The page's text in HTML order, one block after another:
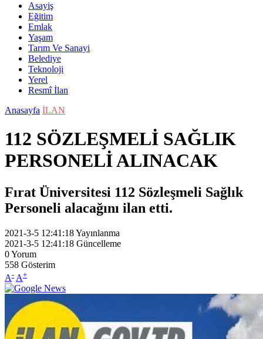
Asayiş
Eğitim
Emlak
Yaşam
Tarım Ve Sanayi
Belediye
Teknoloji
Yerel
Resmî İlan
Anasayfa İLAN
112 SÖZLEŞMELİ SAĞLIK
PERSONELİ ALINACAK
Fırat Üniversitesi 112 Sözleşmeli Sağlık
Personeli alacağını ilan etti.
2021-3-5 12:41:18Yayınlanma
2021-3-5 12:41:18 Güncelleme
0Yorum
558 Gösterim
A- A+